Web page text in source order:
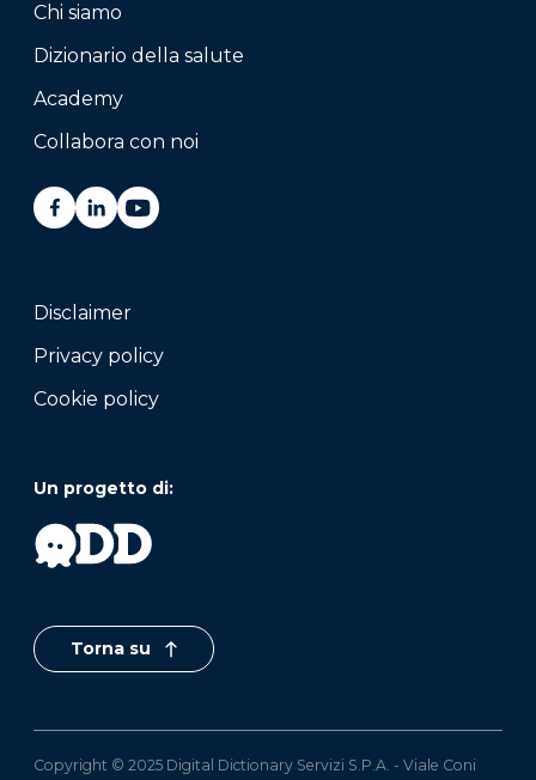
Chi siamo
Dizionario della salute
Academy
Collabora con noi
Disclaimer
Privacy policy
Cookie policy
Un progetto di:
Torna su
Copyright © 2025 Digital Dictionary Servizi S.P.A. - Viale Coni